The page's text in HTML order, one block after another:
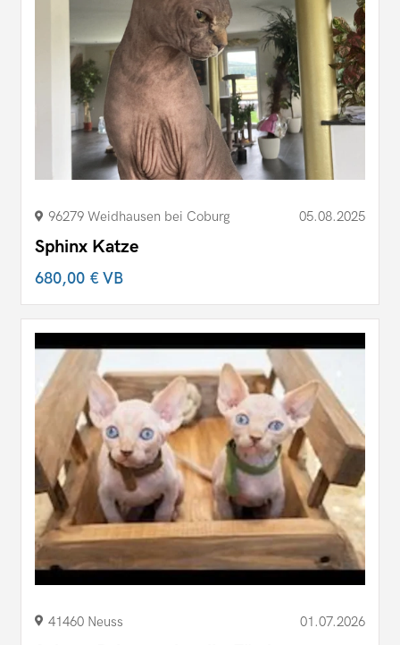
96279 Weidhausen bei Coburg 05.08.2025
Sphinx Katze
680,00 €VB
41460 Neuss 01.07.2026